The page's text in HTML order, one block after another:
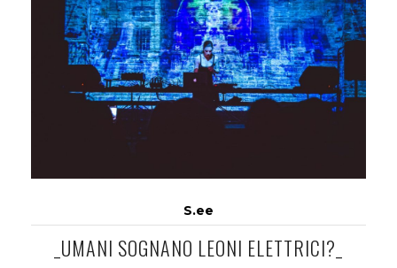
S.ee
_UMANI SOGNANO LEONI ELETTRICI?_